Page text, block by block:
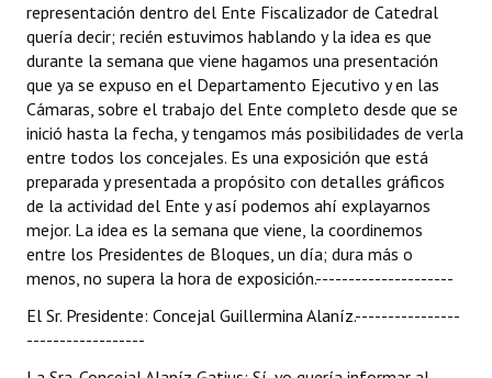
representación dentro del Ente Fiscalizador de Catedral
quería decir; recién estuvimos hablando y la idea es que
durante la semana que viene hagamos una presentación
que ya se expuso en el Departamento Ejecutivo y en las
Cámaras, sobre el trabajo del Ente completo desde que se
inició hasta la fecha, y tengamos más posibilidades de verla
entre todos los concejales. Es una exposición que está
preparada y presentada a propósito con detalles gráficos
de la actividad del Ente y así podemos ahí explayarnos
mejor. La idea es la semana que viene, la coordinemos
entre los Presidentes de Bloques, un día; dura más o
menos, no supera la hora de exposición.---------------------
El Sr. Presidente: Concejal Guillermina Alaníz.----------------
------------------